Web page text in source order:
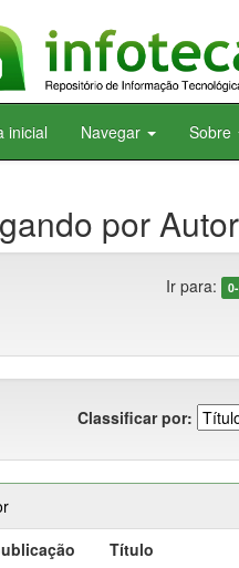
inicial Navegar Sobre
por
Ir para:
Classificar por:
Título